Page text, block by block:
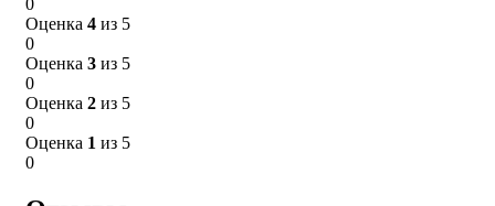
0
Оценка 4 из 5
0
Оценка 3 из 5
0
Оценка 2 из 5
0
Оценка 1 из 5
0